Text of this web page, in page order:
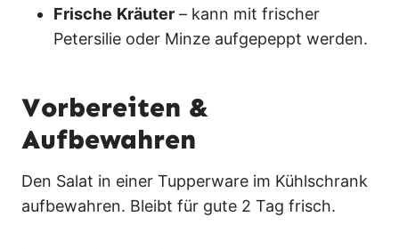
Frische Kräuter – kann mit frischer
Petersilie oder Minze aufgepeppt werden.
Vorbereiten &
Aufbewahren
Den Salat in einer Tupperware im Kühlschrank
aufbewahren. Bleibt für gute 2 Tag frisch.